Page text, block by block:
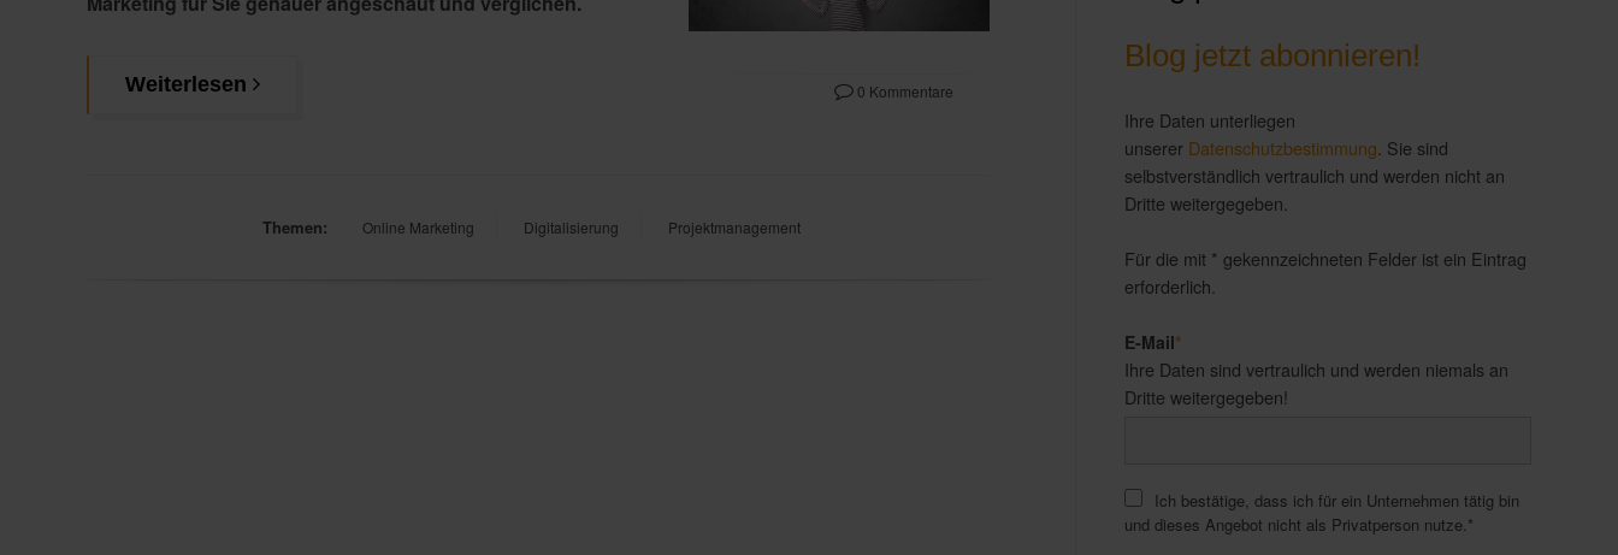
Weiterlesen 0 Kommentare
Themen: Online Marketing Digitalisierung Projektmanagement
Blog jetzt abonnieren!
Ihre Daten unterliegen
unserer Datenschutzbestimmung. Sie sind
selbstverständlich vertraulich und werden nicht an
Dritte weitergegeben.
Für die mit * gekennzeichneten Felder ist ein Eintrag
erforderlich.
E-Mail*
Ihre Daten sind vertraulich und werden niemals an
Dritte weitergegeben!
Ich bestätige, dass ich für ein Unternehmen tätig bin
und dieses Angebot nicht als Privatperson nutze.*